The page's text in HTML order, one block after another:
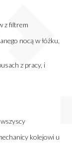
z filtrem
nocą w łóżku,
z pracy, i
kolejowi u